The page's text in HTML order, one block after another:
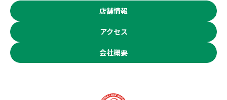
店舗情報
アクセス
会社概要